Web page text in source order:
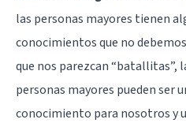
las personas mayores tienen
conocimientos que no
que nos parezcan “batallitas”,
personas mayores pueden ser
conocimiento para nosotros y